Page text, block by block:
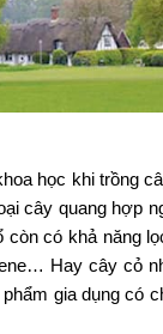
học khi trồng
cây quang hợp
có khả năng
Hay cây cỏ
gia dụng có